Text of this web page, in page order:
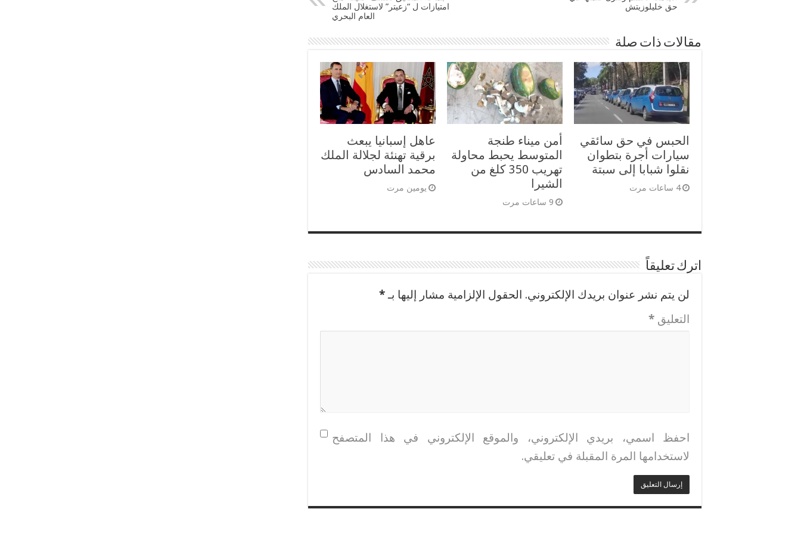
حق خليلوزيتش
امتيازات ل “زعيتر” لاستغلال الملك
العام البحري
مقالات ذات صلة
الحبس في حق سائقي
سيارات أجرة بتطوان
نقلوا شبابا إلى سبتة
4 ساعات مرت
أمن ميناء طنجة
المتوسط يحبط محاولة
تهريب 350 كلغ من
الشيرا
9 ساعات مرت
عاهل إسبانيا يبعث
برقية تهنئة لجلالة الملك
محمد السادس
يومين مرت
اترك تعليقاً
لن يتم نشر عنوان بريدك الإلكتروني. الحقول الإلزامية مشار إليها بـ*
التعليق *
احفظ اسمي، بريدي الإلكتروني، والموقع الإلكتروني في هذا المتصفح
لاستخدامها المرة المقبلة في تعليقي.